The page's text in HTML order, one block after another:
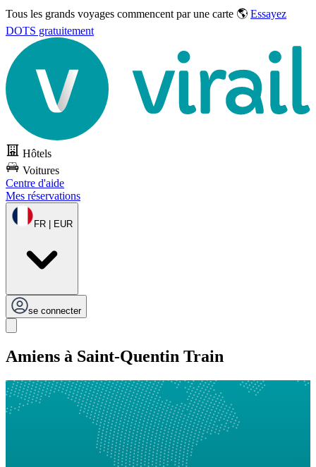
Tous les grands voyages commencent par une carte 🌎 Essayez
DOTS gratuitement
Hôtels
Voitures
Centre d'aide
Mes réservations
FR | EUR
se connecter
Amiens à Saint-Quentin Train